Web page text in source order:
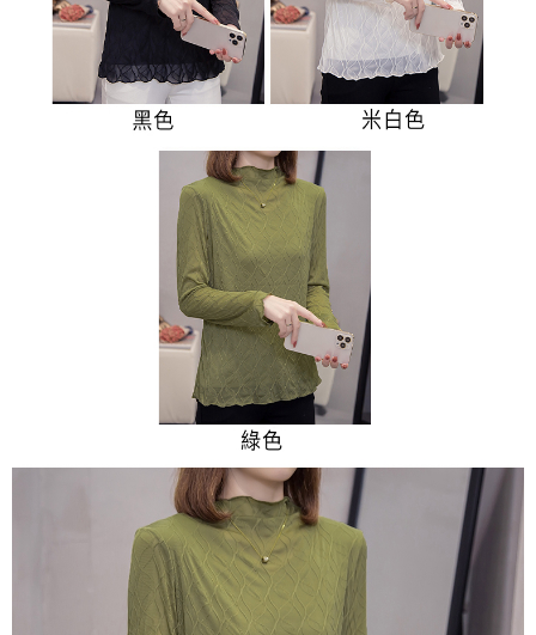
時審查核予不同之上限額度；若仍有額度不足之情形，本公司將視審查結果
請求用戶進行身份認證。
５．嚴禁一人註冊多個帳號或使用他人資訊註冊。若發現惡意使用之情形，
恩沛科技股份有限公司將有權停止該用戶之使用額度並採取法律行動。
離島-郵局寄送
每筆NT$90，滿NT$699(含以上)免運費
國家/地區配送 查看運費